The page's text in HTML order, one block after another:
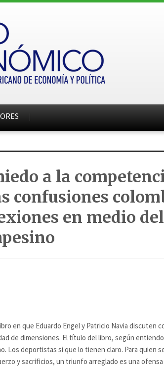
a la
confusiones
en medio
en que Eduardo Engel y Patricio Navia discuten
de dimensiones. El título del libro, según
Los deportistas si que lo tienen claro. Para quien
y sacrificios, un triunfo arreglado es una ofensa